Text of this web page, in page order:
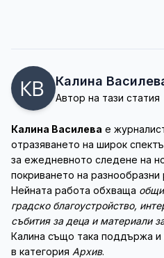
Калина
Автор на тази статия
Калина Василева е
отразяването на широк
за ежедневното следене на
покриването на разнообразни
Нейната работа обхваща
градско благоустройство,
събития за деца и материали
Калина също така поддържа
в категория Архив.